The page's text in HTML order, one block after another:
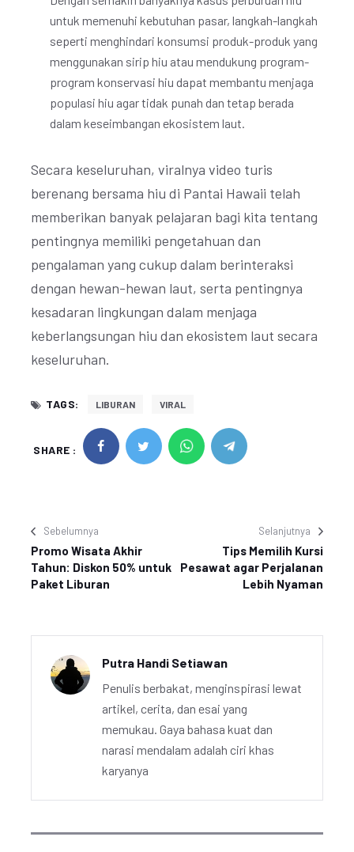
untuk memenuhi kebutuhan pasar, langkah-langkah
seperti menghindari konsumsi produk-produk yang
menggunakan sirip hiu atau mendukung program-
program konservasi hiu dapat membantu menjaga
populasi hiu agar tidak punah dan tetap berada
dalam keseimbangan ekosistem laut.
Secara keseluruhan, viralnya video turis
berenang bersama hiu di Pantai Hawaii telah
memberikan banyak pelajaran bagi kita tentang
pentingnya memiliki pengetahuan dan
pengalaman yang cukup dalam berinteraksi
dengan hewan-hewan laut, serta pentingnya
kesadaran lingkungan dalam menjaga
keberlangsungan hiu dan ekosistem laut secara
keseluruhan.
TAGS: LIBURAN VIRAL
SHARE :
Sebelumnya
Promo Wisata Akhir
Tahun: Diskon 50% untuk
Paket Liburan
Selanjutnya
Tips Memilih Kursi
Pesawat agar Perjalanan
Lebih Nyaman
Putra Handi Setiawan
Penulis berbakat, menginspirasi lewat
artikel, cerita, dan esai yang
memukau. Gaya bahasa kuat dan
narasi mendalam adalah ciri khas
karyanya